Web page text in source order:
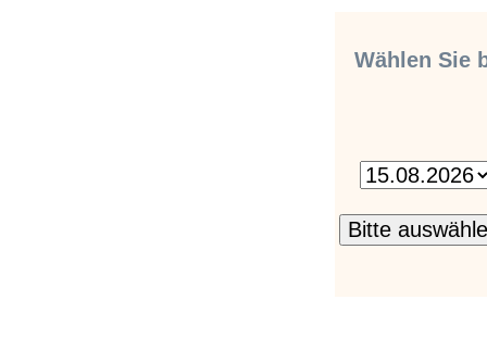
Wählen Sie